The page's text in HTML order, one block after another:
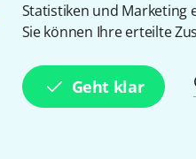
Statistiken und Marketing
Sie können Ihre erteilte
Geht klar